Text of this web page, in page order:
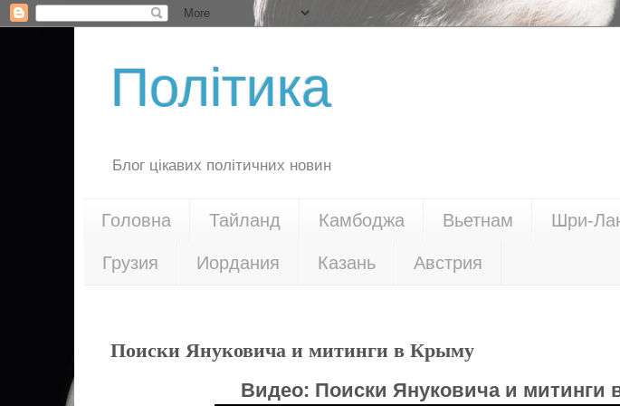
Політика
Блог цікавих політичних новин
Головна Тайланд Камбоджа Вьетнам Шри-
Грузия Иордания Казань Австрия
Поиски Януковича и митинги в Крыму
Видео: Поиски Януковича и митинги